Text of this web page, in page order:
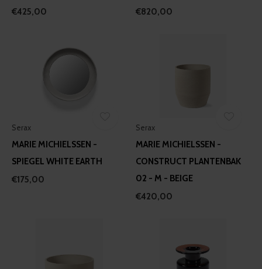
€425,00
€820,00
Serax
MARIE MICHIELSSEN -
SPIEGEL WHITE EARTH
€175,00
Serax
MARIE MICHIELSSEN -
CONSTRUCT PLANTENBAK
02 - M - BEIGE
€420,00